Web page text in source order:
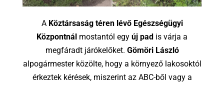
A Köztársaság téren lévő Egészségügyi
Központnál mostantól egy új pad is várja a
megfáradt járókelőket. Gömöri László
alpogármester közölte, hogy a környező lakosoktól
érkeztek kérések, miszerint az ABC-ből vagy a